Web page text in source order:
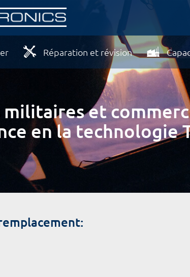
Réparation et révision
militaires et
en la technologie